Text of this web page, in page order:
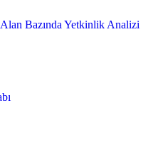
Bazında Yetkinlik Analizi